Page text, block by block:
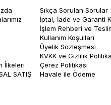
İlkeleri
SATIŞ
Sıkça Sorulan Sorular
İptal, İade ve Garanti
İşlem Rehberi ve
Kullanım Koşulları
Üyelik Sözleşmesi
KVKK ve Gizlilik
Çerez Politikası
Havale ile Ödeme